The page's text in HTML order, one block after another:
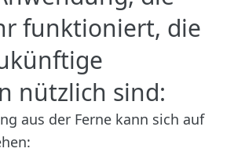
funktioniert, die
nützlich sind:
aus der Ferne kann sich auf